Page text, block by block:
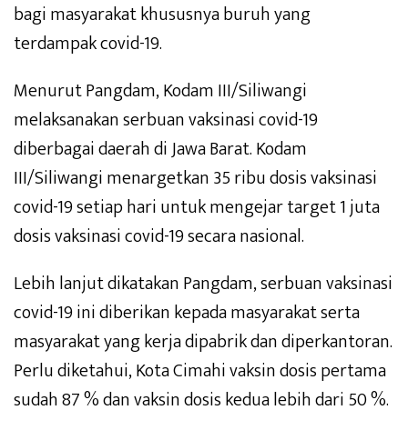
bagi masyarakat khususnya buruh yang
terdampak covid-19.
Menurut Pangdam, Kodam III/Siliwangi
melaksanakan serbuan vaksinasi covid-19
diberbagai daerah di Jawa Barat. Kodam
III/Siliwangi menargetkan 35 ribu dosis vaksinasi
covid-19 setiap hari untuk mengejar target 1 juta
dosis vaksinasi covid-19 secara nasional.
Lebih lanjut dikatakan Pangdam, serbuan vaksinasi
covid-19 ini diberikan kepada masyarakat serta
masyarakat yang kerja dipabrik dan diperkantoran.
Perlu diketahui, Kota Cimahi vaksin dosis pertama
sudah 87 % dan vaksin dosis kedua lebih dari 50 %.